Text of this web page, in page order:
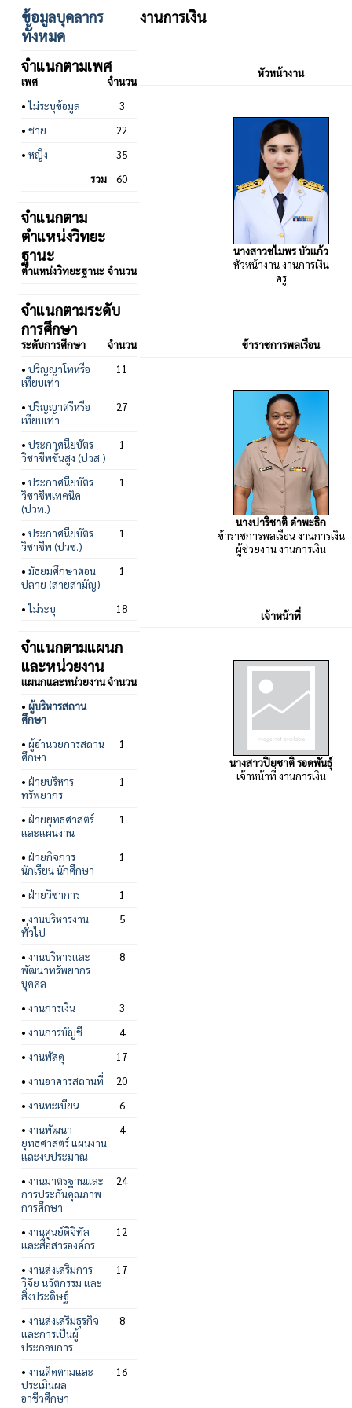
ข้อมูลบุคลากร
ทั้งหมด
จำแนกตามเพศ
เพศ
จำนวน
•ไม่ระบุข้อมูล
3
• ชาย
22
• หญิง
35
รวม
60
จำแนกตาม
ตำแหน่งวิทยะ
ฐานะ
ตำแหน่งวิทยะฐานะจำนวน
จำแนกตามระดับ
การศึกษา
ระดับการศึกษา
จำนวน
• ปริญญาโทหรือ
เทียบเท่า
11
• ปริญญาตรีหรือ
เทียบเท่า
27
• ประกาศนียบัตร
วิชาชีพชั้นสูง (ปวส.)
1
• ประกาศนียบัตร
วิชาชีพเทคนิค
(ปวท.)
1
• ประกาศนียบัตร
วิชาชีพ (ปวช.)
1
• มัธยมศึกษาตอน
ปลาย (สายสามัญ)
1
•ไม่ระบุ 18
จำแนกตามแผนก
และหน่วยงาน
แผนกและหน่วยงานจำนวน
• ผู้บริหารสถาน
ศึกษา
• ผู้อำนวยการสถาน
ศึกษา
1
• ฝ่ายบริหาร
ทรัพยากร
1
• ฝ่ายยุทธศาสตร์
และแผนงาน
1
• ฝ่ายกิจการ
นักเรียน นักศึกษา
1
• ฝ่ายวิชาการ
1
• งานบริหารงาน
ทั่วไป
5
• งานบริหารและ
พัฒนาทรัพยากร
บุคคล
8
• งานการเงิน
3
• งานการบัญชี
4
• งานพัสดุ
17
• งานอาคารสถานที่
20
• งานทะเบียน
6
• งานพัฒนา
ยุทธศาสตร์ แผนงาน
และงบประมาณ
4
• งานมาตรฐานและ
การประกันคุณภาพ
การศึกษา
24
• งานศูนย์ดิจิทัล
และสื่อสารองค์กร
12
• งานส่งเสริมการ
วิจัย นวัตกรรม และ
สิ่งประดิษฐ์
17
• งานส่งเสริมธุรกิจ
และการเป็นผู้
ประกอบการ
8
• งานติดตามและ
ประเมินผล
อาชีวศึกษา
16
งานการเงิน
หัวหน้างาน
นางสาวชไมพร บัวแก้ว
หัวหน้างาน งานการเงิน
ครู
ข้าราชการพลเรือน
นางปาริชาติ ดำพะธิก
ข้าราชการพลเรือน งานการเงิน
ผู้ช่วยงาน งานการเงิน
เจ้าหน้าที่
นางสาวปิยชาติ รอดพันธุ์
เจ้าหน้าที่ งานการเงิน